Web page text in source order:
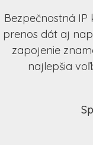
Bezpečnostná IP
prenos dát aj
zapojenie
najlepšia